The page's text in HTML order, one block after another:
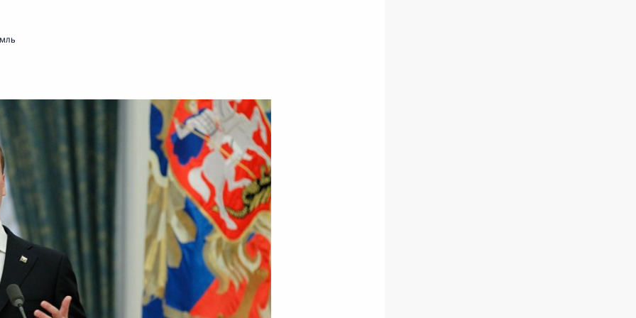
фонде и музеях
культуре и спорте